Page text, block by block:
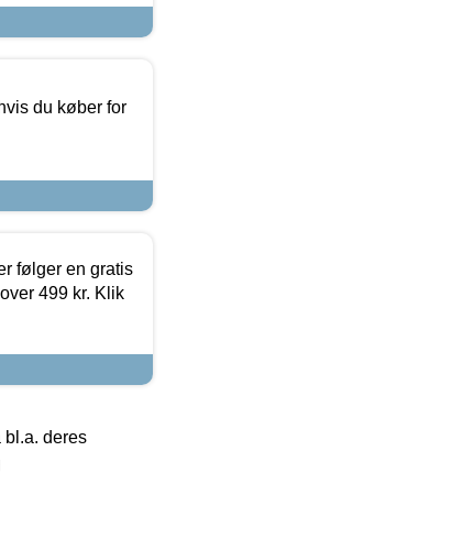
du køber for
følger en gratis
499 kr. Klik
bl.a. deres